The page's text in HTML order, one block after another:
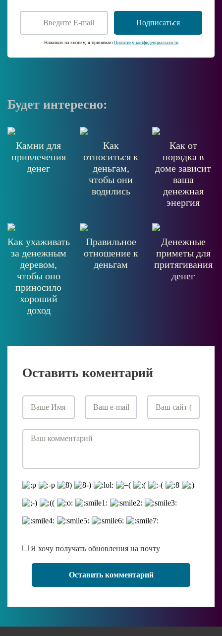
Подписаться
Нажимая на кнопку, я принимаю Политику конфиденциальности
Будет интересно:
Камни для
привлечения
денег
Как
относиться к
деньгам,
чтобы они
водились
Как от
порядка в
доме зависит
ваша
денежная
энергия
Как ухаживать
за денежным
деревом,
чтобы оно
приносило
хороший
доход
Правильное
отношение к
деньгам
Денежные
приметы для
притягивания
денег
Оставить коментарий
Я хочу получать обновления на почту
Оставить комментарий